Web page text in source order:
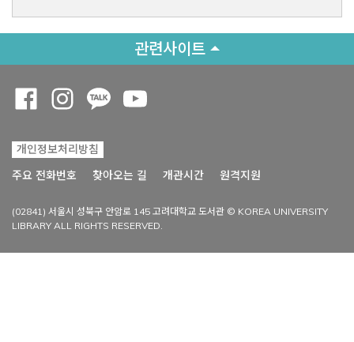
관련사이트
개인정보처리방침
주요 전화번호
찾아오는 길 개관시간 원격지원
(02841) 서울시 성북구 안암로 145 고려대학교 도서관 © KOREA UNIVERSITY
LIBRARY ALL RIGHTS RESERVED.
Opens a new window
Opens a new window
Opens a new window